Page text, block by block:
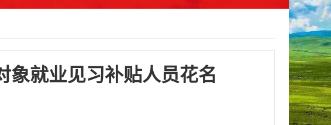
象就业见习补贴人员花名